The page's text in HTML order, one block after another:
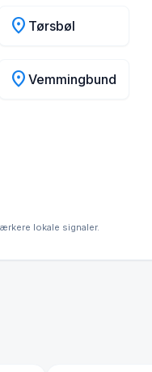
location_on Tørsbøl
location_on Vemmingbund
lokale signaler.